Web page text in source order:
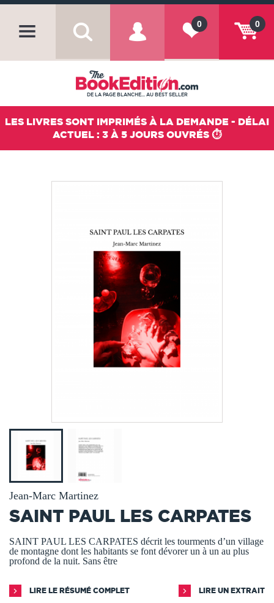
0
0
DE LA PAGE BLANCHE... AU BEST SELLER
LES LIVRES SONT IMPRIMÉS À LA DEMANDE - DÉLAI
ACTUEL : 3 À 5 JOURS OUVRÉS ⏱️
Jean-Marc Martinez
SAINT PAUL LES CARPATES
SAINT PAUL LES CARPATES décrit les tourments d’un village
de montagne dont les habitants se font dévorer un à un au plus
profond de la nuit. Sans être
LIRE LE RÉSUMÉ COMPLET LIRE UN EXTRAIT